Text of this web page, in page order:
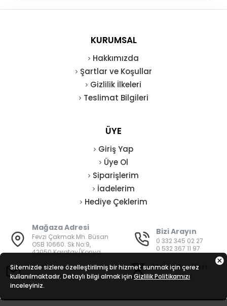
KURUMSAL
Hakkımızda
Şartlar ve Koşullar
Gizlilik İlkeleri
Teslimat Bilgileri
ÜYE
Giriş Yap
Üye Ol
Siparişlerim
İadelerim
Hediye Çeklerim
Mağaza Adresi
Fevzi Çakmak Mh. Büsan
OSB 10660. Sk No:9,
42050 Karatay/Konya
Bizi Arayın
0 332 345 02 27
0 532 367 11 97
E-Posta
bilgi@vatanisguvenligi.com
Mesai Saatleri
08:00 - 19:00
Sitemizde sizlere özelleştirilmiş bir hizmet sunmak için çerez
kullanılmaktadır. Detaylı bilgi almak için Gizlilik Politikamızı
inceleyiniz.